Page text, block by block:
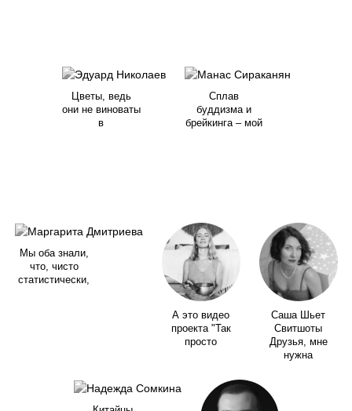
Цветы, ведь
они не виноваты
в
Сплав
буддизма и
брейкинга – мой
Мы оба знали,
что, чисто
статистически,
А это видео
проекта "Так
просто
Саша Шьет
Свитшоты
Друзья, мне
нужна